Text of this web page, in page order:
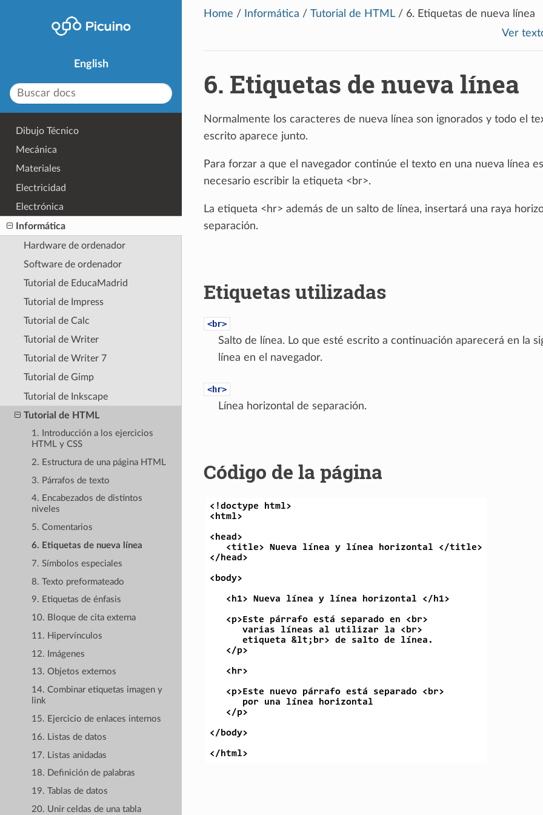
Home / Informática / Tutorial de HTML / 6. Etiquetas de nueva línea
Ver
6. Etiquetas de nueva línea
Normalmente los caracteres de nueva línea son ignorados y todo el
escrito aparece junto.
Para forzar a que el navegador continúe el texto en una nueva línea es
necesario escribir la etiqueta <br>.
La etiqueta <hr> además de un salto de línea, insertará una raya
separación.
Etiquetas utilizadas
<br>
Salto de línea. Lo que esté escrito a continuación aparecerá en la
línea en el navegador.
<hr>
Línea horizontal de separación.
Código de la página
English
Dibujo Técnico
Mecánica
Materiales
Electricidad
Electrónica
Informática
Hardware de ordenador
Software de ordenador
Tutorial de EducaMadrid
Tutorial de Impress
Tutorial de Calc
Tutorial de Writer
Tutorial de Writer 7
Tutorial de Gimp
Tutorial de Inkscape
Tutorial de HTML
1. Introducción a los ejercicios
HTML y CSS
2. Estructura de una página HTML
3. Párrafos de texto
4. Encabezados de distintos
niveles
5. Comentarios
6. Etiquetas de nueva línea
7. Símbolos especiales
8. Texto preformateado
9. Etiquetas de énfasis
10. Bloque de cita externa
11. Hipervínculos
12. Imágenes
13. Objetos externos
14. Combinar etiquetas imagen y
link
15. Ejercicio de enlaces internos
16. Listas de datos
17. Listas anidadas
18. Definición de palabras
19. Tablas de datos
20. Unir celdas de una tabla